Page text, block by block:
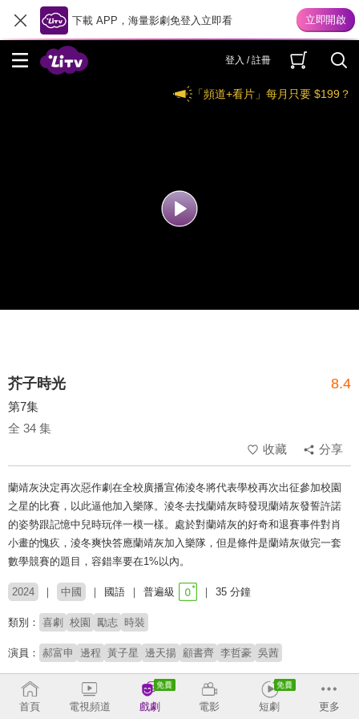
下載 APP，海量影劇免登入立即看
登入 / 註冊
「頻道+看片」每月只要 $199？
芥子時光 8.4
第7集
全 34 集
收藏
分享
蘭靖灰決定再次惡作劇在全校廣播宣佈淩冬將代表學校再次出征參加校園
之星的比賽，以此逼他加入樂隊。淩冬去找蘭靖灰時發現蘭靖灰發誓許諾
的姿勢跟記憶中兒時玩伴一模一樣。處於對蘭靖灰的好奇和退賽事件對肖
小畫的愧疚，淩冬爽快答應蘭靖灰加入樂隊，但是條件是蘭靖灰做完一套
數學競賽的題目，容錯率要在1%以內。
2024 中國 國語 普遍級 35 分鐘
類別： 喜劇 校園 勵志 時裝
演員： 郝富申 邊程 黃子星 邊天揚 顧書齊 李哲豪 吳茜
導演： 羿坤
首頁 電視頻道 戲劇 電影 短劇 更多